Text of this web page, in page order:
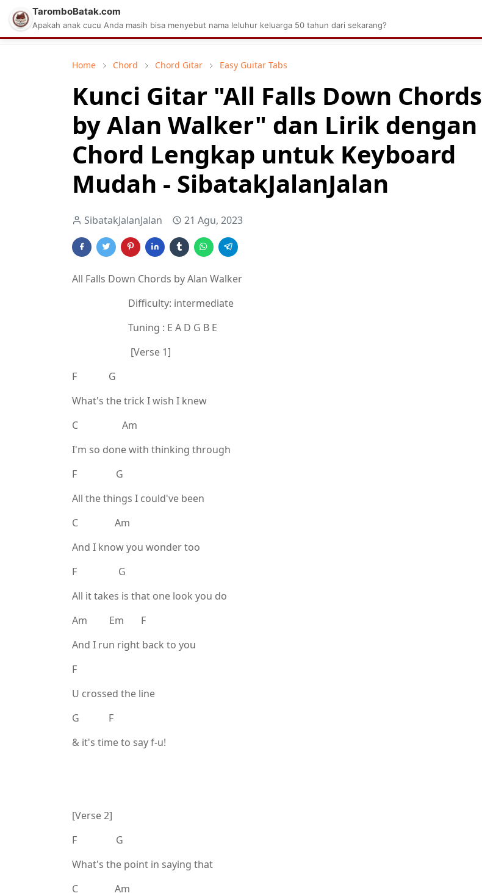
Matius Celcius Sinaga Aplikasi Pabrik Kelapa Sawit Tarombo Batak
Home Chord Chord Gitar Easy Guitar Tabs
Kunci Gitar "All Falls Down Chords
by Alan Walker" dan Lirik dengan
Chord Lengkap untuk Keyboard
Mudah - SibatakJalanJalan
SibatakJalanJalan 21 Agu, 2023
All Falls Down Chords by Alan Walker
Difficulty: intermediate
Tuning : E A D G B E
[Verse 1]
F G
What's the trick I wish I knew
C Am
I'm so done with thinking through
F G
All the things I could've been
C Am
And I know you wonder too
F G
All it takes is that one look you do
Am Em F
And I run right back to you
F
U crossed the line
G F
& it's time to say f-u!
[Verse 2]
F G
What's the point in saying that
C Am
TaromboBatak.com
Apakah anak cucu Anda masih bisa menyebut nama leluhur keluarga 50 tahun dari sekarang?